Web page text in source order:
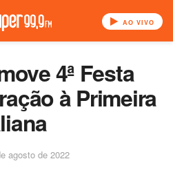
AO VIVO
4ª Festa
à Primeira
agosto de 2022